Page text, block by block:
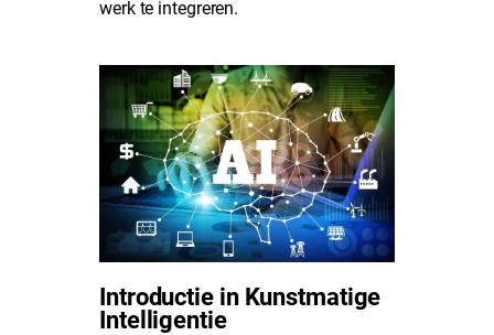
werk te integreren.
Introductie in Kunstmatige
Intelligentie